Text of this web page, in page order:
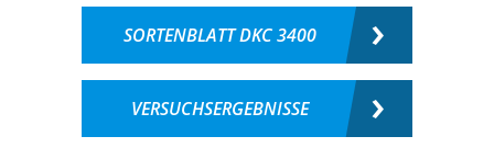
SORTENBLATT DKC 3400
VERSUCHSERGEBNISSE